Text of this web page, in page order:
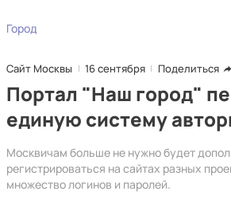
Город
Сайт Москвы 16 сентября Поделиться
Портал "Наш город"
единую систему
Москвичам больше не нужно будет
регистрироваться на сайтах разных
множество логинов и паролей.